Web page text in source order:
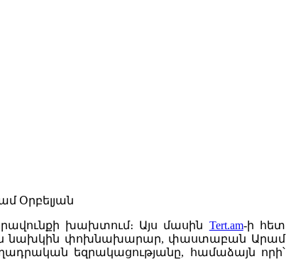
խախտում։ Այս մասին Tert.am-ի հետ
նախկին փոխնախարար, փաստաբան Արամ
եզրակացությանը, համաձայն որի՝